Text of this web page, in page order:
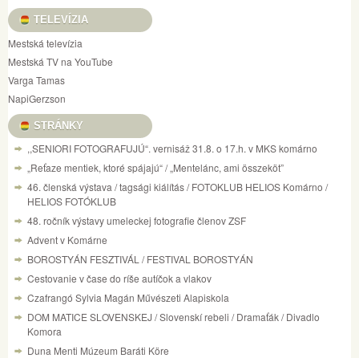
TELEVÍZIA
Mestská televízia
Mestská TV na YouTube
Varga Tamas
NapiGerzson
STRÁNKY
,,SENIORI FOTOGRAFUJÚ“. vernisáž 31.8. o 17.h. v MKS komárno
„Reťaze mentiek, ktoré spájajú“ / „Mentelánc, ami összeköt”
46. členská výstava / tagsági kiálítás / FOTOKLUB HELIOS Komárno /
HELIOS FOTÓKLUB
48. ročník výstavy umeleckej fotografie členov ZSF
Advent v Komárne
BOROSTYÁN FESZTIVÁL / FESTIVAL BOROSTYÁN
Cestovanie v čase do ríše autíčok a vlakov
Czafrangó Sylvia Magán Művészeti Alapiskola
DOM MATICE SLOVENSKEJ / Slovenskí rebeli / Dramaťák / Divadlo
Komora
Duna Menti Múzeum Baráti Köre